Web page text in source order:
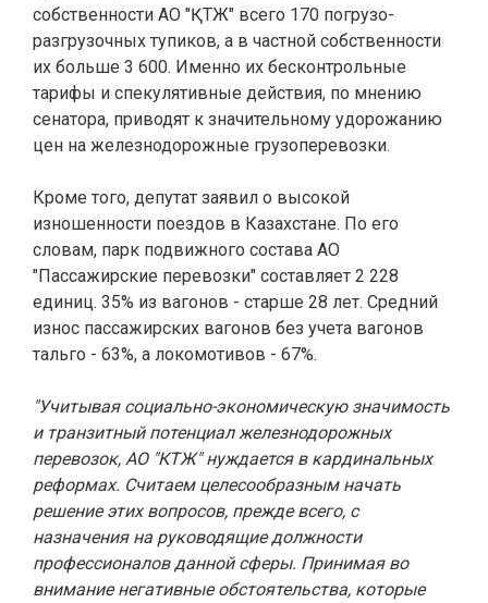
собственности АО "ҚТЖ" всего 170 погрузо-
разгрузочных тупиков, а в частной собственности
их больше 3 600. Именно их бесконтрольные
тарифы и спекулятивные действия, по мнению
сенатора, приводят к значительному удорожанию
цен на железнодорожные грузоперевозки.
Кроме того, депутат заявил о высокой
изношенности поездов в Казахстане. По его
словам, парк подвижного состава АО
"Пассажирские перевозки" составляет 2 228
единиц. 35% из вагонов - старше 28 лет. Средний
износ пассажирских вагонов без учета вагонов
тальго - 63%, а локомотивов - 67%.
"Учитывая социально-экономическую значимость
и транзитный потенциал железнодорожных
перевозок, АО "КТЖ" нуждается в кардинальных
реформах. Считаем целесообразным начать
решение этих вопросов, прежде всего, с
назначения на руководящие должности
профессионалов данной сферы. Принимая во
внимание негативные обстоятельства, которые